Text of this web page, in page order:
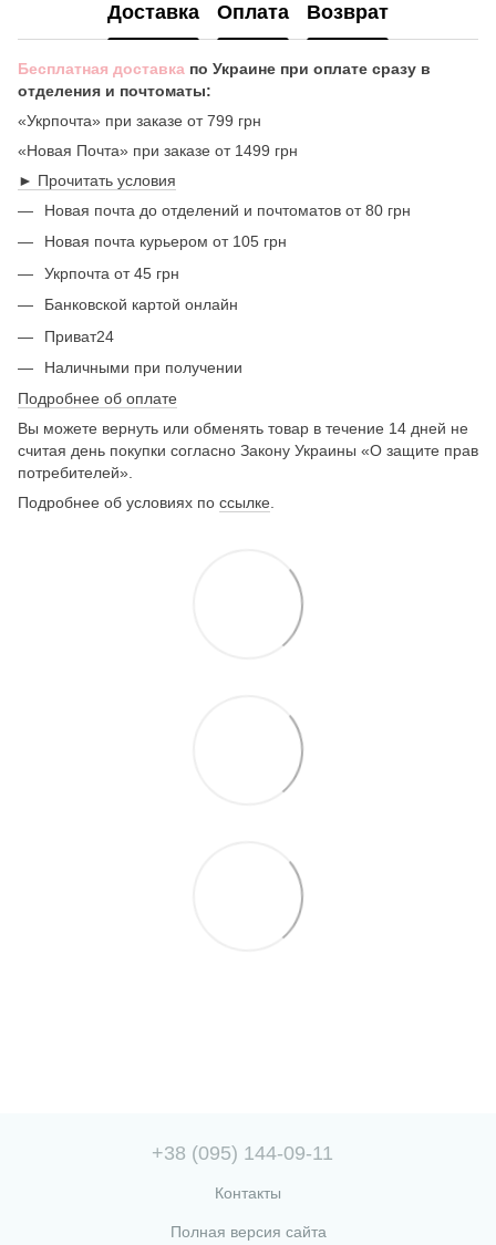
Доставка Оплата Возврат
Бесплатная доставка по Украине при оплате сразу в
отделения и почтоматы:
«Укрпочта» при заказе от 799 грн
«Новая Почта» при заказе от 1499 грн
► Прочитать условия
Новая почта до отделений и почтоматов от 80 грн
Новая почта курьером от 105 грн
Укрпочта от 45 грн
Банковской картой онлайн
Приват24
Наличными при получении
Подробнее об оплате
Вы можете вернуть или обменять товар в течение 14 дней не
считая день покупки согласно Закону Украины «О защите прав
потребителей».
Подробнее об условиях по ссылке.
+38 (095) 144-09-11
Контакты
Полная версия сайта